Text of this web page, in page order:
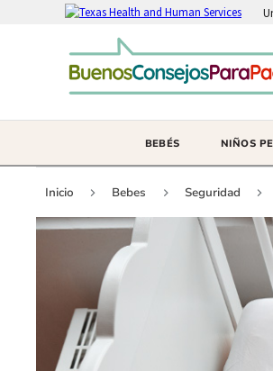
BEBÉS NIÑOS
Inicio Bebes Seguridad